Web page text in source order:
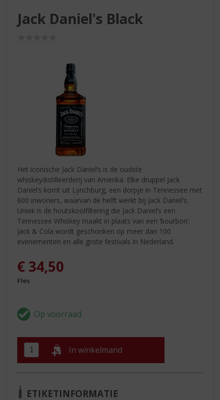
Jack Daniel's Black
Het iconische Jack Daniel’s is de oudste
whiskeydistilleerderij van Amerika. Elke druppel Jack
Daniel’s komt uit Lynchburg, een dorpje in Tennessee met
600 inwoners, waarvan de helft werkt bij Jack Daniel’s.
Uniek is de houtskoolfiltering die Jack Daniel’s een
Tennessee Whiskey maakt in plaats van een ‘bourbon’.
Jack & Cola wordt geschonken op meer dan 100
evenementen en alle grote festivals in Nederland.
€ 34,50
Fles
In winkelmand
ETIKETINFORMATIE